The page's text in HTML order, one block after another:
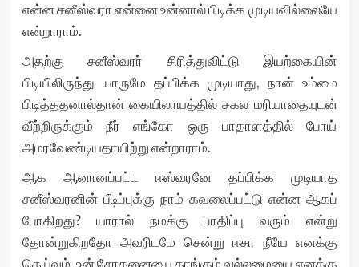
என்ன சனீஸ்வரா என்னை உன்னால் பிடிக்க முடியவில்லையே
என்றாராம்.
அதற்கு சனீஸ்வரர் சிரித்துவிட்டு இயற்கையின்
பிடியிலிருந்து யாருமே தப்பிக்க முடியாது, நான் உம்மை
பிடித்ததனால்தான் கையிலாயத்தில் சகல மரியாதையுடன்
வீற்றிருக்கும் நீர் எங்கோ ஒரு பாதாளத்தில் போய்
அமரவேண்டியதாயிற்று என்றாராம்.
ஆக ஆனானப்பட்ட ஈஸ்வரனே தப்பிக்க முடியாத
சனீஸ்வரனின் பீடிப்புக்கு நாம் கவலைப்பட்டு என்ன ஆகப்
போகிறது? யாரால் நமக்கு பாதிப்பு வரும் என்று
தோன்றுகிறதோ அவரிடமே சென்று ஈசா நீயே எனக்கு
தெய்வம். உன் சோதனையை தாங்கும் வல்லமையை எனக்கு